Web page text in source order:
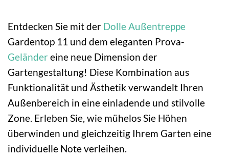
Entdecken Sie mit der Dolle Außentreppe
Gardentop 11 und dem eleganten Prova-
Geländer eine neue Dimension der
Gartengestaltung! Diese Kombination aus
Funktionalität und Ästhetik verwandelt Ihren
Außenbereich in eine einladende und stilvolle
Zone. Erleben Sie, wie mühelos Sie Höhen
überwinden und gleichzeitig Ihrem Garten eine
individuelle Note verleihen.